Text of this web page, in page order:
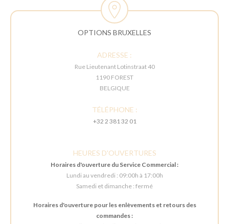
OPTIONS BRUXELLES
ADRESSE :
Rue Lieutenant Lotinstraat 40
1190 FOREST
BELGIQUE
TÉLÉPHONE :
+32 2 381 32 01
HEURES D'OUVERTURES
Horaires d'ouverture du Service Commercial :
Lundi au vendredi : 09:00h à 17:00h
Samedi et dimanche : fermé
Horaires d'ouverture pour les enlèvements et retours des
commandes :